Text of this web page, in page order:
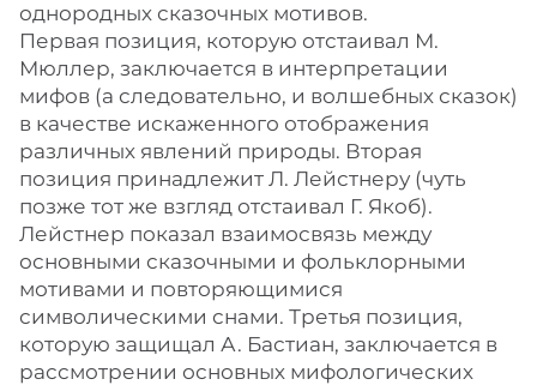
однородных сказочных мотивов.
Первая позиция, которую отстаивал М.
Мюллер, заключается в интерпретации
мифов (а следовательно, и волшебных сказок)
в качестве искаженного отображения
различных явлений природы. Вторая
позиция принадлежит Л. Лейстнеру (чуть
позже тот же взгляд отстаивал Г. Якоб).
Лейстнер показал взаимосвязь между
основными сказочными и фольклорными
мотивами и повторяющимися
символическими снами. Третья позиция,
которую защищал А. Бастиан, заключается в
рассмотрении основных мифологических